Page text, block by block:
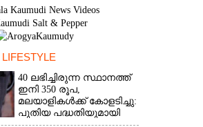
LIFESTYLE
40 ലഭിച്ചിരുന്ന സ്ഥാനത്ത്
ഇനി 350 രൂപ,
മലയാളികൾക്ക് കോളടിച്ചു:
പുതിയ പദ്ധതിയുമായി
നാളികേര ബോർഡ്